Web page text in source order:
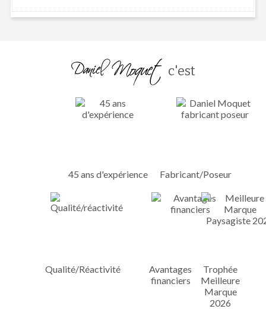
c'est
45 ans d'expérience Fabricant/Poseur
Qualité/Réactivité
Avantages
financiers
Trophée
Meilleure
Marque
2026